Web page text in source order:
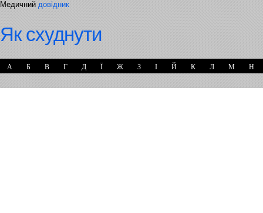
Медичний довідник
Як схуднути
А Б В Г Д Ї Ж З І Й К Л М Н